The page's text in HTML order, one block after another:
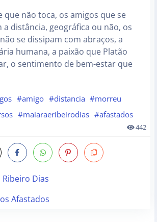
que não toca, os amigos que se
distância, geográfica ou não, os
se dissipam com abraços, a
humana, a paixão que Platão
o sentimento de bem-estar que
#amigo #distancia #morreu
#maiaraeribeirodias #afastados
442
Ribeiro Dias
Afastados